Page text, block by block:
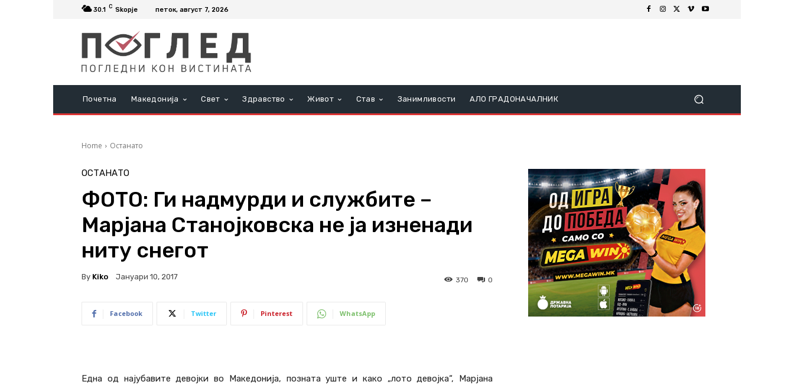
30.1 C Skopje петок, август 7, 2026
Почетна Македонија Свет Здравство Живот Став Занимливости АЛО ГРАДОНАЧАЛНИК
Home Останато
ОСТАНАТО
ФОТО: Ги надмурди и службите –
Марјана Станојковска не ја изненади
ниту снегот
By Kiko Јануари 10, 2017 0
370
Facebook Twitter Pinterest WhatsApp
Една од најубавите девојки во Македонија, позната уште и како „лото девојка“, Марјана